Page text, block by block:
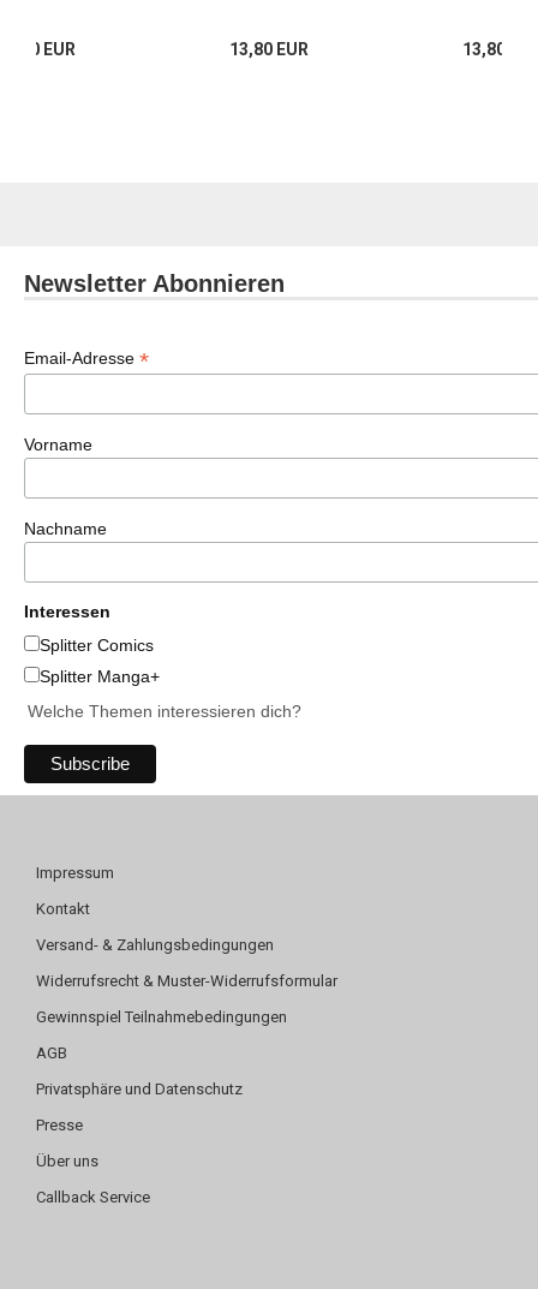
EUR 13,80 EUR 13,80
Newsletter Abonnieren
Email-Adresse *
Vorname
Nachname
Interessen
Splitter Comics
Splitter Manga+
Welche Themen interessieren dich?
Impressum
Kontakt
Versand- & Zahlungsbedingungen
Widerrufsrecht & Muster-Widerrufsformular
Gewinnspiel Teilnahmebedingungen
AGB
Privatsphäre und Datenschutz
Presse
Über uns
Callback Service